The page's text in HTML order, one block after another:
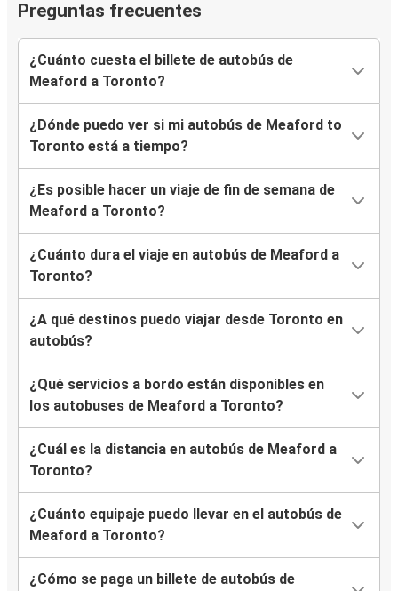
Preguntas frecuentes
¿Cuánto cuesta el billete de autobús de
Meaford a Toronto?
¿Dónde puedo ver si mi autobús de Meaford to
Toronto está a tiempo?
¿Es posible hacer un viaje de fin de semana de
Meaford a Toronto?
¿Cuánto dura el viaje en autobús de Meaford a
Toronto?
¿A qué destinos puedo viajar desde Toronto en
autobús?
¿Qué servicios a bordo están disponibles en
los autobuses de Meaford a Toronto?
¿Cuál es la distancia en autobús de Meaford a
Toronto?
¿Cuánto equipaje puedo llevar en el autobús de
Meaford a Toronto?
¿Cómo se paga un billete de autobús de